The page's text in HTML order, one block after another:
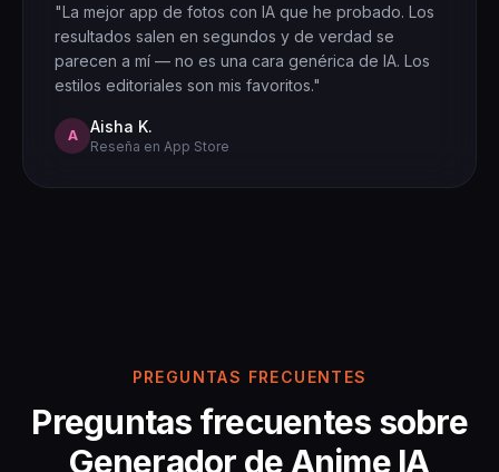
"La mejor app de fotos con IA que he probado. Los
resultados salen en segundos y de verdad se
parecen a mí — no es una cara genérica de IA. Los
estilos editoriales son mis favoritos."
A Aisha K.
Reseña en App Store
PREGUNTAS FRECUENTES
Preguntas frecuentes sobre
Generador de Anime IA